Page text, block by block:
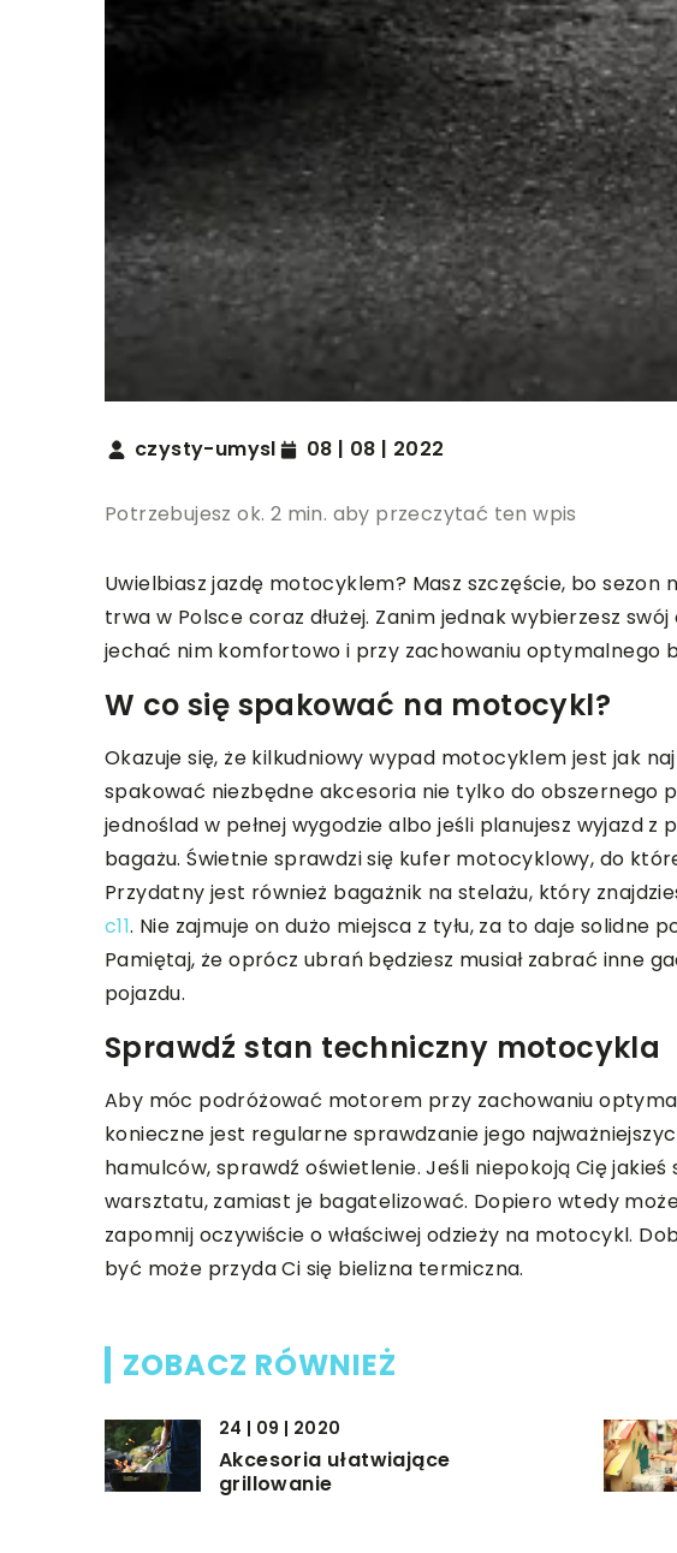
czysty-umysl 08 | 08 | 2022
Potrzebujesz ok. 2 min. aby przeczytać ten wpis
Uwielbiasz jazdę motocyklem? Masz szczęście, bo
trwa w Polsce coraz dłużej. Zanim jednak wybierzesz
jechać nim komfortowo i przy zachowaniu optymalnego
W co się spakować na motocykl?
Okazuje się, że kilkudniowy wypad motocyklem jest jak
spakować niezbędne akcesoria nie tylko do obszernego
jednoślad w pełnej wygodzie albo jeśli planujesz wyjazd
bagażu. Świetnie sprawdzi się kufer motocyklowy, do
Przydatny jest również bagażnik na stelażu, który
c11. Nie zajmuje on dużo miejsca z tyłu, za to daje solidne
Pamiętaj, że oprócz ubrań będziesz musiał zabrać inne
pojazdu.
Sprawdź stan techniczny motocykla
Aby móc podróżować motorem przy zachowaniu
konieczne jest regularne sprawdzanie jego
hamulców, sprawdź oświetlenie. Jeśli niepokoją Cię jakieś
warsztatu, zamiast je bagatelizować. Dopiero wtedy
zapomnij oczywiście o właściwej odzieży na motocykl.
być może przyda Ci się bielizna termiczna.
ZOBACZ RÓWNIEŻ
24 | 09 | 2020
Akcesoria ułatwiające
grillowanie